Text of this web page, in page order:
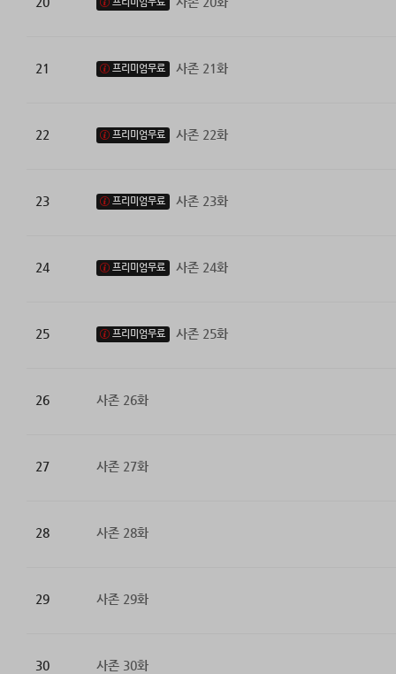
프리미엄무료
21 프리미엄무료 사존 21화
22 프리미엄무료 사존 22화
23 프리미엄무료 사존 23화
24 프리미엄무료 사존 24화
25 프리미엄무료 사존 25화
26 사존 26화
27 사존 27화
28 사존 28화
29 사존 29화
30 사존 30화